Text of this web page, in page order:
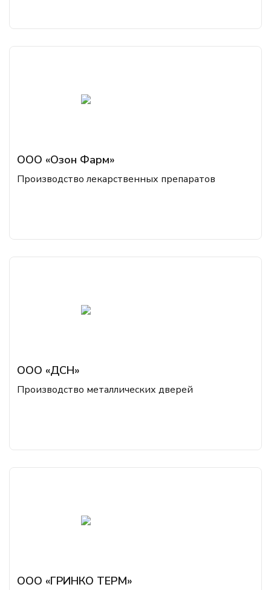
ООО «Озон Фарм»
Производство лекарственных препаратов
ООО «ДСН»
Производство металлических дверей
ООО «ГРИНКО ТЕРМ»